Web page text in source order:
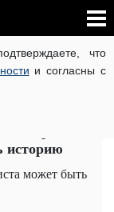
что
и согласны с
КОРОНАВИРУС В
УКРАЇНСЬКОЮ
вопросом:
историю
может быть